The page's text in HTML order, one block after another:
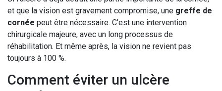
et que la vision est gravement compromise, une greffe de
cornée peut être nécessaire. C’est une intervention
chirurgicale majeure, avec un long processus de
réhabilitation. Et même après, la vision ne revient pas
toujours à 100 %.
Comment éviter un ulcère